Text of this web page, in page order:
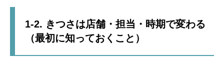
1-2. きつさは店舗・担当・時期で変わる
（最初に知っておくこと）